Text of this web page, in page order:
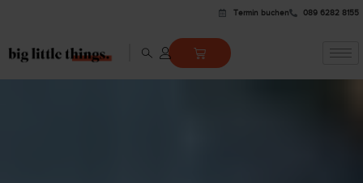
Termin buchen 089 6282 8155